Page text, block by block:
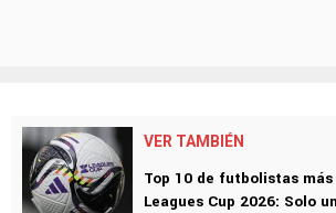
VER TAMBIÉN
Top 10 de futbolistas
Leagues Cup 2026: Solo